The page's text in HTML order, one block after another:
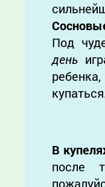
Под
день
В к
после